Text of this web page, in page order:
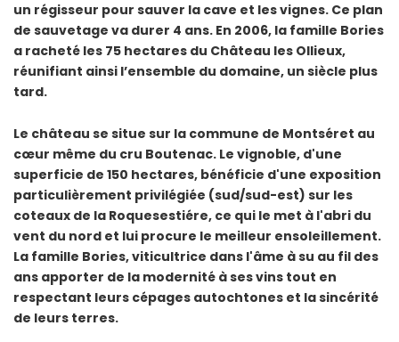
un régisseur pour sauver la cave et les vignes. Ce plan
de sauvetage va durer 4 ans. En 2006, la famille Bories
a racheté les 75 hectares du Château les Ollieux,
réunifiant ainsi l’ensemble du domaine, un siècle plus
tard.
Le château se situe sur la commune de Montséret au
cœur même du cru Boutenac. Le vignoble, d'une
superficie de 150 hectares, bénéficie d'une exposition
particulièrement privilégiée (sud/sud-est) sur les
coteaux de la Roquesestiére, ce qui le met à l'abri du
vent du nord et lui procure le meilleur ensoleillement.
La famille Bories, viticultrice dans l'âme à su au fil des
ans apporter de la modernité à ses vins tout en
respectant leurs cépages autochtones et la sincérité
de leurs terres.